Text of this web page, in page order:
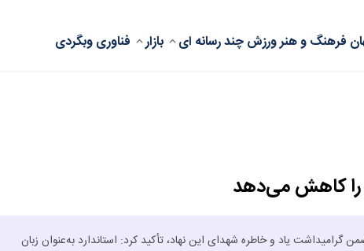
فرهنگ و هنرورزشچند رسانه ای بازار فناوریوبگردی
را کاهش می‌دهد
گرامیداشت یاد و خاطره شهدای این نهاد، تأکید کرد: استاندارد به‌عنوان زبان